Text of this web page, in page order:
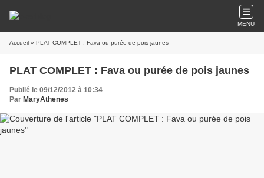
MENU
Accueil » PLAT COMPLET : Fava ou purée de pois jaunes
PLAT COMPLET : Fava ou purée de pois jaunes
Publié le 09/12/2012 à 10:34
Par MaryAthenes